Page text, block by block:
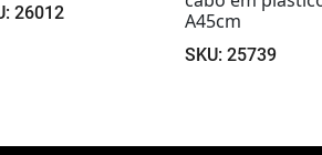
P16xL25cm
SKU: 28569